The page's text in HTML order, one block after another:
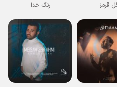
قرمز
رنگ خدا